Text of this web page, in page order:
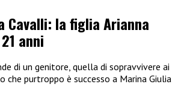
Cavalli: la figlia Arianna
anni
di un genitore, quella di sopravvivere ai
che purtroppo è successo a Marina Giulia